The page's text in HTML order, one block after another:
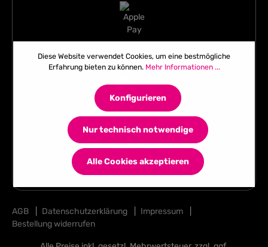
AGB Datenschutzerklärung Impressum
Bestellung widerrufen
Diese Website verwendet Cookies, um eine bestmögliche
Erfahrung bieten zu können. Mehr Informationen ...
Nur technisch notwendige
Konfigurieren
Alle Cookies akzeptieren